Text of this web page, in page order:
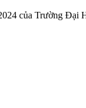
của Trường